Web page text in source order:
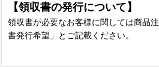
【領収書の発行について】
領収書が必要なお客様に関しては商品
書発行希望」とご記載ください。